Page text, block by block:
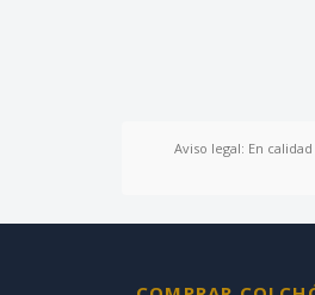
Aviso legal: En